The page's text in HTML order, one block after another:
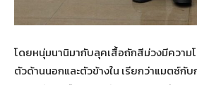
โดยหนุ่มนานิมากับลุคเสื้อถักสีม่วงมีความ
ตัวด้านนอกและตัวข้างใน เรียกว่าแมตซ์กับ